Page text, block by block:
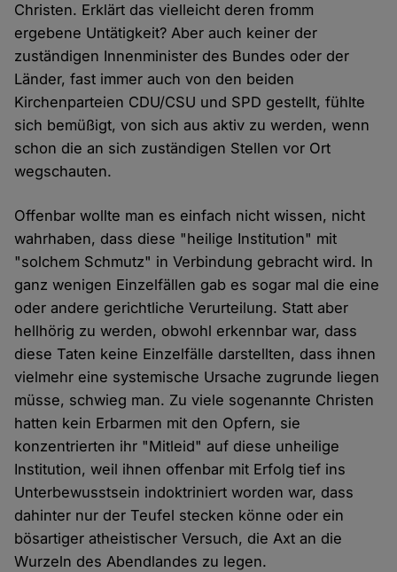
Christen. Erklärt das vielleicht deren fromm
ergebene Untätigkeit? Aber auch keiner der
zuständigen Innenminister des Bundes oder der
Länder, fast immer auch von den beiden
Kirchenparteien CDU/CSU und SPD gestellt, fühlte
sich bemüßigt, von sich aus aktiv zu werden, wenn
schon die an sich zuständigen Stellen vor Ort
wegschauten.
Offenbar wollte man es einfach nicht wissen, nicht
wahrhaben, dass diese "heilige Institution" mit
"solchem Schmutz" in Verbindung gebracht wird. In
ganz wenigen Einzelfällen gab es sogar mal die eine
oder andere gerichtliche Verurteilung. Statt aber
hellhörig zu werden, obwohl erkennbar war, dass
diese Taten keine Einzelfälle darstellten, dass ihnen
vielmehr eine systemische Ursache zugrunde liegen
müsse, schwieg man. Zu viele sogenannte Christen
hatten kein Erbarmen mit den Opfern, sie
konzentrierten ihr "Mitleid" auf diese unheilige
Institution, weil ihnen offenbar mit Erfolg tief ins
Unterbewusstsein indoktriniert worden war, dass
dahinter nur der Teufel stecken könne oder ein
bösartiger atheistischer Versuch, die Axt an die
Wurzeln des Abendlandes zu legen.